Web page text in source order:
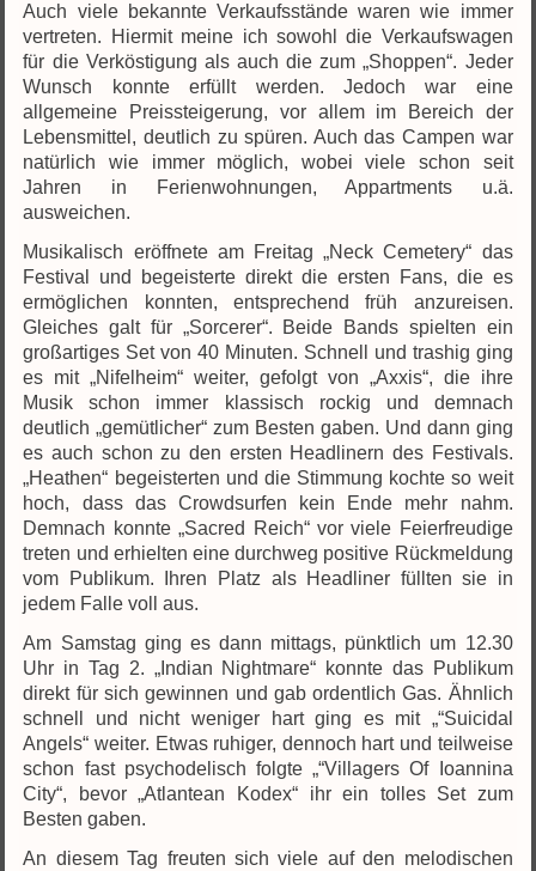
Auch viele bekannte Verkaufsstände waren wie immer
vertreten. Hiermit meine ich sowohl die Verkaufswagen
für die Verköstigung als auch die zum „Shoppen“. Jeder
Wunsch konnte erfüllt werden. Jedoch war eine
allgemeine Preissteigerung, vor allem im Bereich der
Lebensmittel, deutlich zu spüren. Auch das Campen war
natürlich wie immer möglich, wobei viele schon seit
Jahren in Ferienwohnungen, Appartments u.ä.
ausweichen.
Musikalisch eröffnete am Freitag „Neck Cemetery“ das
Festival und begeisterte direkt die ersten Fans, die es
ermöglichen konnten, entsprechend früh anzureisen.
Gleiches galt für „Sorcerer“. Beide Bands spielten ein
großartiges Set von 40 Minuten. Schnell und trashig ging
es mit „Nifelheim“ weiter, gefolgt von „Axxis“, die ihre
Musik schon immer klassisch rockig und demnach
deutlich „gemütlicher“ zum Besten gaben. Und dann ging
es auch schon zu den ersten Headlinern des Festivals.
„Heathen“ begeisterten und die Stimmung kochte so weit
hoch, dass das Crowdsurfen kein Ende mehr nahm.
Demnach konnte „Sacred Reich“ vor viele Feierfreudige
treten und erhielten eine durchweg positive Rückmeldung
vom Publikum. Ihren Platz als Headliner füllten sie in
jedem Falle voll aus.
Am Samstag ging es dann mittags, pünktlich um 12.30
Uhr in Tag 2. „Indian Nightmare“ konnte das Publikum
direkt für sich gewinnen und gab ordentlich Gas. Ähnlich
schnell und nicht weniger hart ging es mit „“Suicidal
Angels“ weiter. Etwas ruhiger, dennoch hart und teilweise
schon fast psychodelisch folgte „“Villagers Of Ioannina
City“, bevor „Atlantean Kodex“ ihr ein tolles Set zum
Besten gaben.
An diesem Tag freuten sich viele auf den melodischen